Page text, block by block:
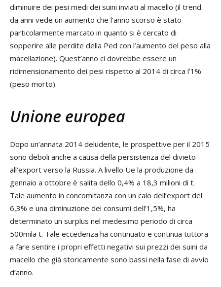
diminuire dei pesi medi dei suini inviati al macello (il trend
da anni vede un aumento che l’anno scorso è stato
particolarmente marcato in quanto si è cercato di
sopperire alle perdite della Ped con l’aumento del peso alla
macellazione). Quest’anno ci dovrebbe essere un
ridimensionamento dei pesi rispetto al 2014 di circa l’1%
(peso morto).
Unione europea
Dopo un’annata 2014 deludente, le prospettive per il 2015
sono deboli anche a causa della persistenza del divieto
all’export verso la Russia. A livello Ue la produzione da
gennaio a ottobre è salita dello 0,4% a 18,3 milioni di t.
Tale aumento in concomitanza con un calo dell’export del
6,3% e una diminuzione dei consumi dell’1,5%, ha
determinato un surplus nel medesimo periodo di circa
500mila t. Tale eccedenza ha continuato e continua tuttora
a fare sentire i propri effetti negativi sui prezzi dei suini da
macello che già storicamente sono bassi nella fase di avvio
d’anno.